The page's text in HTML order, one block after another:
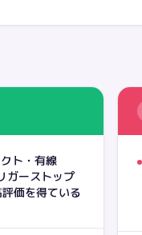
ト・有線
ガーストップ
価を得ている